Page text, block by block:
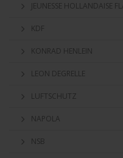
JEUNESSE HOLLANDAISE
KDF
KONRAD HENLEIN
LEON DEGRELLE
LUFTSCHUTZ
NAPOLA
NSB